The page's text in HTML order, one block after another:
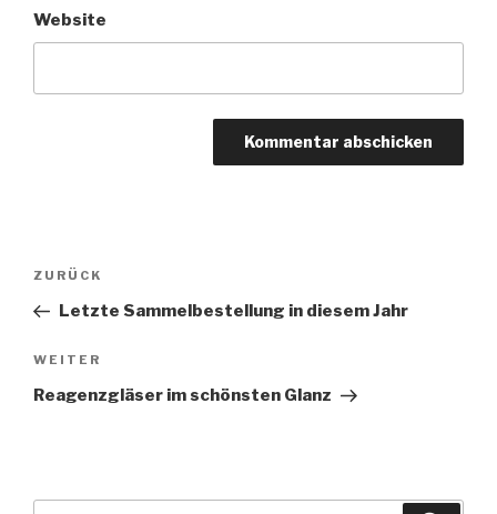
Website
Beitragsnavigation
Vorheriger
Beitrag
ZURÜCK
Letzte Sammelbestellung in diesem Jahr
Nächster
Beitrag
WEITER
Reagenzgläser im schönsten Glanz